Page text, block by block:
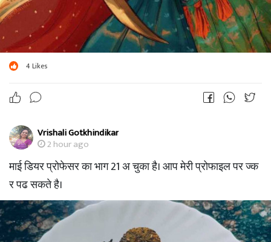
4Likes
Vrishali Gotkhindikar
2 hour ago
माई डियर प्रोफेसर का भाग 21 अ चुका है। आप मेरी प्रोफाइल पर ज्क
र पढ सकते है।